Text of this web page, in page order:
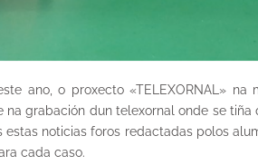
ano, o proxecto «TELEXORNAL»
grabación dun telexornal onde se
noticias foros redactadas polos
cada caso.